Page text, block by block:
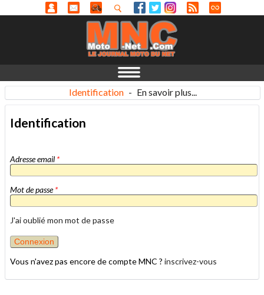
Identification - En savoir plus...
Identification
Adresse email *
Mot de passe*
J'ai oublié mon mot de passe
Vous n'avez pas encore de compte MNC ? inscrivez-vous